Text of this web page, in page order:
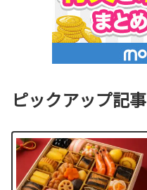
ピックアップ記事